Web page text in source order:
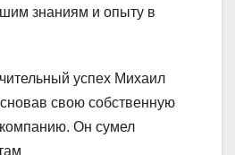
знаниям и опыту в
успех Михаил
свою собственную
Он сумел